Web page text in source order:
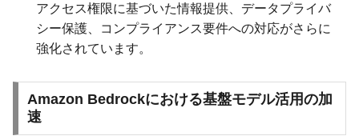
アクセス権限に基づいた情報提供、データプライバ
シー保護、コンプライアンス要件への対応がさらに
強化されています。
Amazon Bedrockにおける基盤モデル活用の加
速